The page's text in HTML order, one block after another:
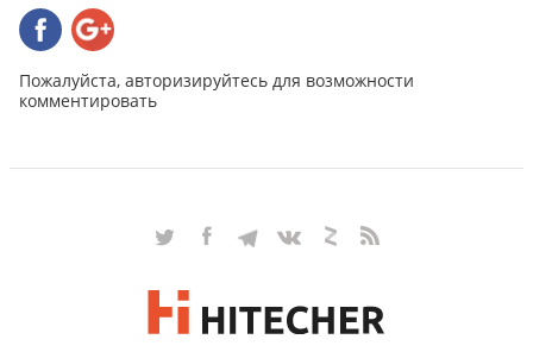
Пожалуйста, авторизируйтесь для возможности
комментировать